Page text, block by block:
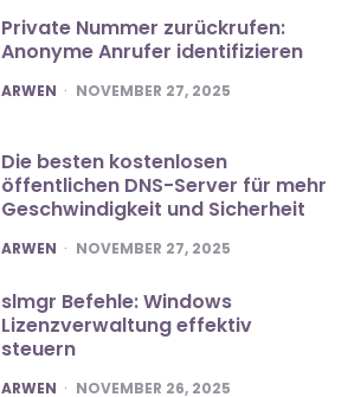
Private Nummer zurückrufen:
Anonyme Anrufer identifizieren
POSTED
ARWEN NOVEMBER 27, 2025
Die besten kostenlosen
öffentlichen DNS-Server für mehr
Geschwindigkeit und Sicherheit
POSTED
ARWEN NOVEMBER 27, 2025
slmgr Befehle: Windows
Lizenzverwaltung effektiv
steuern
POSTED
ARWEN NOVEMBER 26, 2025